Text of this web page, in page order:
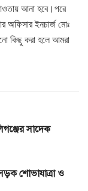
আনা হবে।পরে
অফিসার ইনচার্জ মোঃ
কিছু করা হলে আমরা
সাদেক
শোভাযাত্রা ও